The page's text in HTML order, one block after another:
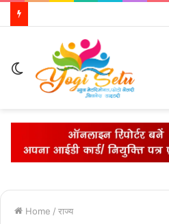
Switch
skin
Home / राज्य